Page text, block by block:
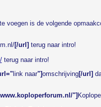
voegen is de volgende
[/url] terug naar intro!
terug naar intro!
link naar"]omschrijving[/url]
"]